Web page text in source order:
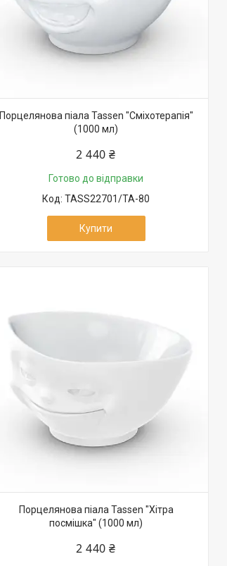
Порцелянова піала Tassen "Сміхотерапія"
(1000 мл)
2 440 ₴
Готово до відправки
TASS22701/TA-80
Купити
Порцелянова піала Tassen "Хітра
посмішка" (1000 мл)
2 440 ₴